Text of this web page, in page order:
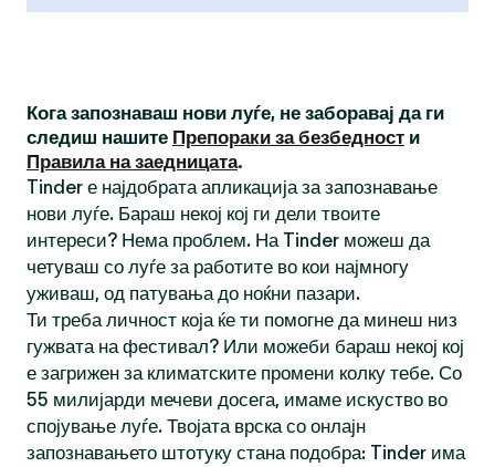
Кога запознаваш нови луѓе, не заборавај да ги
следиш нашите Препораки за безбедност и
Правила на заедницата.
Tinder е најдобрата апликација за запознавање
нови луѓе. Бараш некој кој ги дели твоите
интереси? Нема проблем. На Tinder можеш да
четуваш со луѓе за работите во кои најмногу
уживаш, од патувања до ноќни пазари.
Ти треба личност која ќе ти помогне да минеш низ
гужвата на фестивал? Или можеби бараш некој кој
е загрижен за климатските промени колку тебе. Со
55 милијарди мечеви досега, имаме искуство во
спојување луѓе. Твојата врска со онлајн
запознавањето штотуку стана подобра: Tinder има